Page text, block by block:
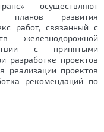
осуществляют
планов развития
работ, связанный с
железнодорожной
с принятыми
разработке проектов
реализации проектов
рекомендаций по